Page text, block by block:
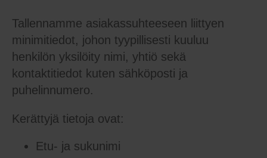
Tallennamme asiakassuhteeseen liittyen
minimitiedot, johon tyypillisesti kuuluu
henkilön yksilöity nimi, yhtiö sekä
kontaktitiedot kuten sähköposti ja
puhelinnumero.
Kerättyjä tietoja ovat:
Etu- ja sukunimi